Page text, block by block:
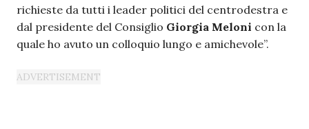
richieste da tutti i leader politici del centrodestra e
dal presidente del Consiglio Giorgia Meloni con la
quale ho avuto un colloquio lungo e amichevole”.